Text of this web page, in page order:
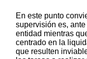
En este punto
supervisión es,
entidad mientras
centrado en la
que resulten